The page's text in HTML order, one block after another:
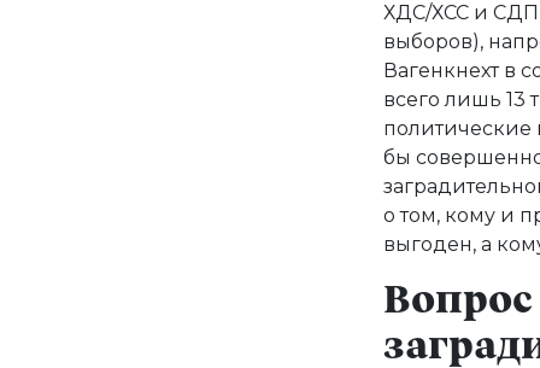
ХДС/ХСС и
выборов),
Вагенкнехт в
всего лишь 13
политические
бы
о том, кому и
выгоден, а
Вопрос